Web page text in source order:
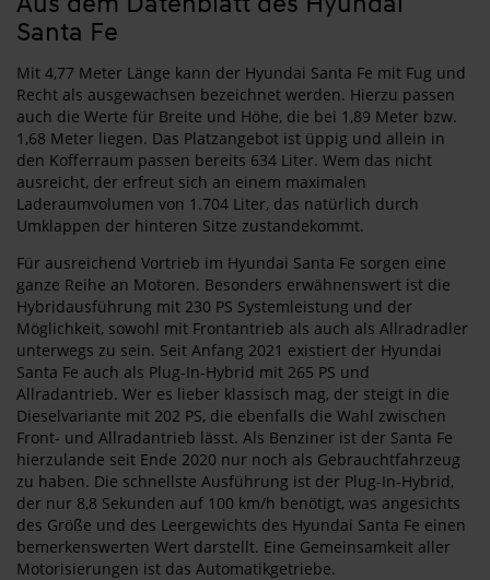
Santa Fe
Mit 4,77 Meter Länge kann der Hyundai Santa Fe mit Fug und
Recht als ausgewachsen bezeichnet werden. Hierzu passen
auch die Werte für Breite und Höhe, die bei 1,89 Meter bzw.
1,68 Meter liegen. Das Platzangebot ist üppig und allein in
den Kofferraum passen bereits 634 Liter. Wem das nicht
ausreicht, der erfreut sich an einem maximalen
Laderaumvolumen von 1.704 Liter, das natürlich durch
Umklappen der hinteren Sitze zustandekommt.
Für ausreichend Vortrieb im Hyundai Santa Fe sorgen eine
ganze Reihe an Motoren. Besonders erwähnenswert ist die
Hybridausführung mit 230 PS Systemleistung und der
Möglichkeit, sowohl mit Frontantrieb als auch als Allradradler
unterwegs zu sein. Seit Anfang 2021 existiert der Hyundai
Santa Fe auch als Plug-In-Hybrid mit 265 PS und
Allradantrieb. Wer es lieber klassisch mag, der steigt in die
Dieselvariante mit 202 PS, die ebenfalls die Wahl zwischen
Front- und Allradantrieb lässt. Als Benziner ist der Santa Fe
hierzulande seit Ende 2020 nur noch als Gebrauchtfahrzeug
zu haben. Die schnellste Ausführung ist der Plug-In-Hybrid,
der nur 8,8 Sekunden auf 100 km/h benötigt, was angesichts
des Größe und des Leergewichts des Hyundai Santa Fe einen
bemerkenswerten Wert darstellt. Eine Gemeinsamkeit aller
Motorisierungen ist das Automatikgetriebe.